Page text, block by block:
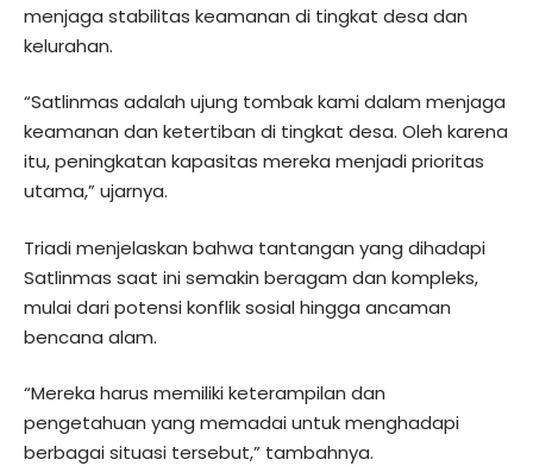
menjaga stabilitas keamanan di tingkat desa dan
kelurahan.
“Satlinmas adalah ujung tombak kami dalam menjaga
keamanan dan ketertiban di tingkat desa. Oleh karena
itu, peningkatan kapasitas mereka menjadi prioritas
utama,” ujarnya.
Triadi menjelaskan bahwa tantangan yang dihadapi
Satlinmas saat ini semakin beragam dan kompleks,
mulai dari potensi konflik sosial hingga ancaman
bencana alam.
“Mereka harus memiliki keterampilan dan
pengetahuan yang memadai untuk menghadapi
berbagai situasi tersebut,” tambahnya.